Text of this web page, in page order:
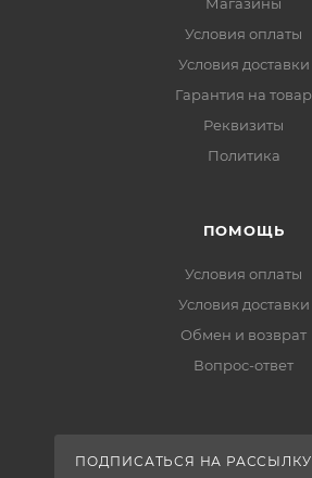
Условия оплаты
Условия доставки
Гарантия на товар
Реквизиты
Политика
ПОМОЩЬ
Условия оплаты
Условия доставки
Обмен и возврат
Вопрос-ответ
ПОДПИСАТЬСЯ НА РАССЫЛКУ